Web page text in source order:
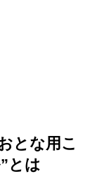
とな用こ
とは